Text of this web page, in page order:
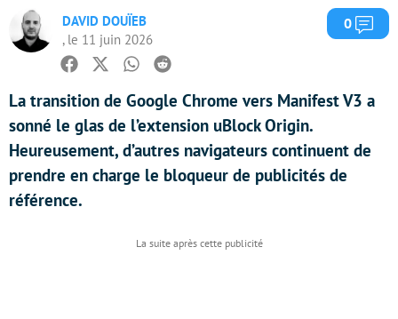
DAVID DOUÏEB
, le 11 juin 2026
0
Facebook
TwitterWhatsapp
Reddit
La transition de Google Chrome vers Manifest V3 a
sonné le glas de l’extension uBlock Origin.
Heureusement, d’autres navigateurs continuent de
prendre en charge le bloqueur de publicités de
référence.